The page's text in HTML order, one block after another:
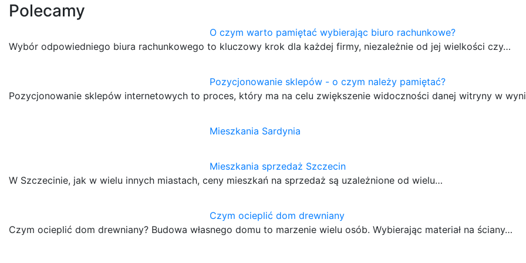
Polecamy
O czym warto pamiętać wybierając biuro rachunkowe?
Wybór odpowiedniego biura rachunkowego to kluczowy krok dla każdej firmy, niezależnie od jej wielkości czy…
Pozycjonowanie sklepów - o czym należy pamiętać?
Pozycjonowanie sklepów internetowych to proces, który ma na celu zwiększenie widoczności danej witryny w
Mieszkania Sardynia
Mieszkania sprzedaż Szczecin
W Szczecinie, jak w wielu innych miastach, ceny mieszkań na sprzedaż są uzależnione od wielu…
Czym ocieplić dom drewniany
Czym ocieplić dom drewniany? Budowa własnego domu to marzenie wielu osób. Wybierając materiał na ściany…